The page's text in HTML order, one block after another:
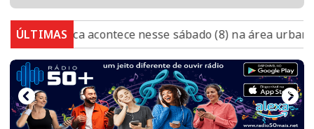
ÚLTIMAS
acontece nesse sábado (8) na área urbana de